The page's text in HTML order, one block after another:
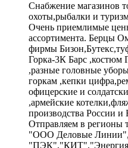
Снабжение магазинов
охоты,рыбалки и
Очень приемлимые
ассортимента. Берцы
фирмы
Горка-3К Барс ,костюм
,разные головные
горкам ,кепки
офицерские и
,армейские
производства России и
Отправляем в регионы
"ООО Деловые Линии",